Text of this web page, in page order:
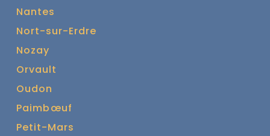
Nantes
Nort-sur-Erdre
Nozay
Orvault
Oudon
Paimbœuf
Petit-Mars